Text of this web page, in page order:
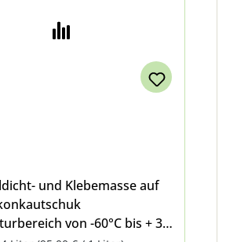
und Klebemasse auf
von -60°C bis + 350